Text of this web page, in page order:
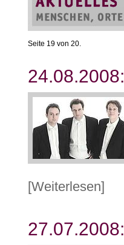
Seite 19 von 20.
24.08.2008:
[Weiterlesen]
27.07.2008: